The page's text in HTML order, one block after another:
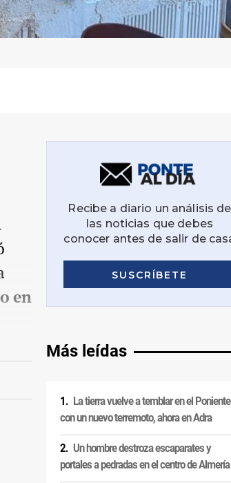
en
Más leídas
La tierra vuelve a temblar en el Poniente
con un nuevo terremoto, ahora en Adra
Un hombre destroza escaparates y
portales a pedradas en el centro de Almería